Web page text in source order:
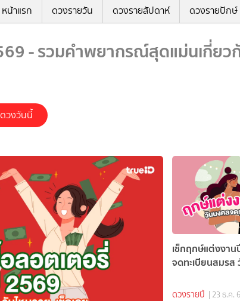
หน้าแรก ดวงรายวัน ดวงรายสัปดาห์ ดวงรายปักษ์
- รวมคำพยากรณ์สุดแม่นเกี่ย
วงวันนี้
เช็กฤกษ์แต่งงา
จดทะเบียนสมรส
ดวงรายปี | 23 ธ.ค.